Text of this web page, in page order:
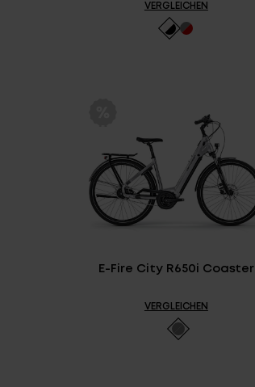
VERGLEICHEN
E-Fire City R650i Coaster
VERGLEICHEN